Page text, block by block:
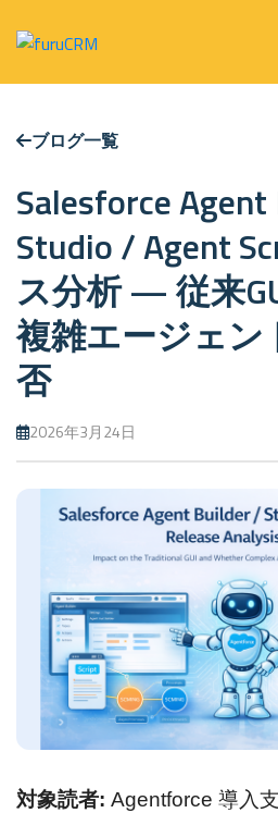
ブログ一覧
Salesforce
Studio / Agent
ス分析 — 従来
複雑エージェン
否
2026年3月24日
対象読者: Agentforce 導入